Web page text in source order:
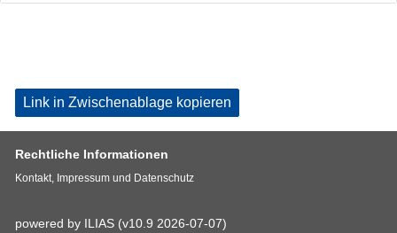
Link in Zwischenablage kopieren
Rechtliche Informationen
Kontakt, Impressum und Datenschutz
powered by ILIAS (v10.9 2026-07-07)